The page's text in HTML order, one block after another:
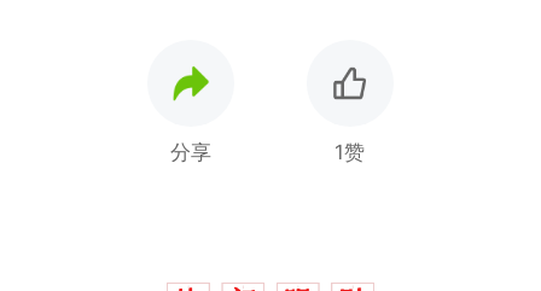
分享 1赞